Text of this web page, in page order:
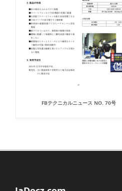
FBテクニカルニュース NO. 70号